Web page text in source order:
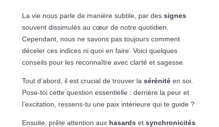
La vie nous parle de manière subtile, par des signes
souvent dissimulés au cœur de notre quotidien.
Cependant, nous ne savons pas toujours comment
déceler ces indices ni quoi en faire. Voici quelques
conseils pour les reconnaître avec clarté et sagesse.
Tout d’abord, il est crucial de trouver la sérénitéen soi.
Pose-toi cette question essentielle : derrière la peur et
l’excitation, ressens-tu une paix intérieure qui te guide ?
Ensuite, prête attention aux hasards et synchronicités